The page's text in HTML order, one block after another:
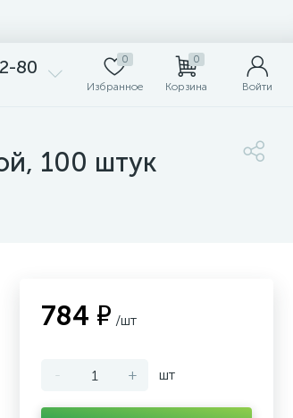
80 0
Избранное
0
Корзина Войти
100 штук
784 ₽ /шт
- + шт